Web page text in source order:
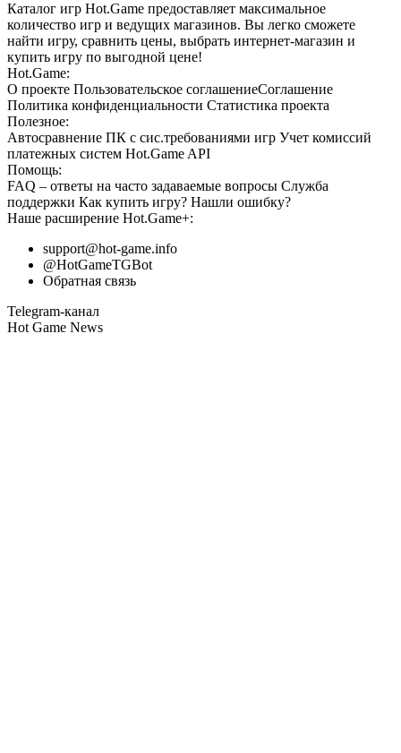
Каталог игр Hot.Game предоставляет максимальное
количество игр и ведущих магазинов. Вы легко сможете
найти игру, сравнить цены, выбрать интернет-магазин и
купить игру по выгодной цене!
Hot.Game:
О проекте Пользовательское соглашениеСоглашение
Политика конфиденциальности Статистика проекта
Полезное:
Автосравнение ПК с сис.требованиями игр Учет комиссий
платежных систем Hot.Game API
Помощь:
FAQ – ответы на часто задаваемые вопросы Служба
поддержки Как купить игру? Нашли ошибку?
Наше расширение Hot.Game+:
support@hot-game.info
@HotGameTGBot
Обратная связь
Telegram-канал
Hot Game News